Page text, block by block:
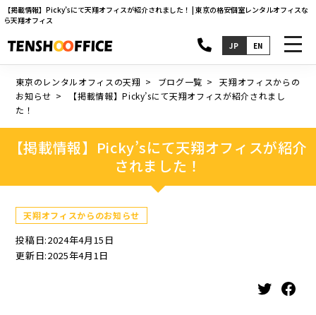
【掲載情報】Picky’sにて天翔オフィスが紹介されました！ | 東京の格安個室レンタルオフィスな
ら天翔オフィス
JP EN
東京のレンタルオフィスの天翔 ブログ一覧
天翔オフィスからの
お知らせ
【掲載情報】Picky’sにて天翔オフィスが紹介されまし
た！
【掲載情報】Picky’sにて天翔オフィスが紹介
されました！
天翔オフィスからのお知らせ
投稿日:2024年4月15日
更新日:2025年4月1日
Twitter Facebook